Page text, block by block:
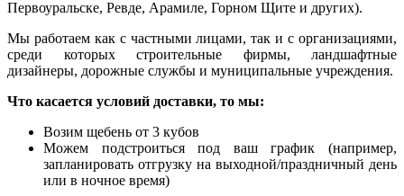
Первоуральске, Ревде, Арамиле, Горном Щите и других).
Мы работаем как с частными лицами, так и с организациями,
среди которых строительные фирмы, ландшафтные
дизайнеры, дорожные службы и муниципальные учреждения.
Что касается условий доставки, то мы:
Возим щебень от 3 кубов
Можем подстроиться под ваш график (например,
запланировать отгрузку на выходной/праздничный день
или в ночное время)